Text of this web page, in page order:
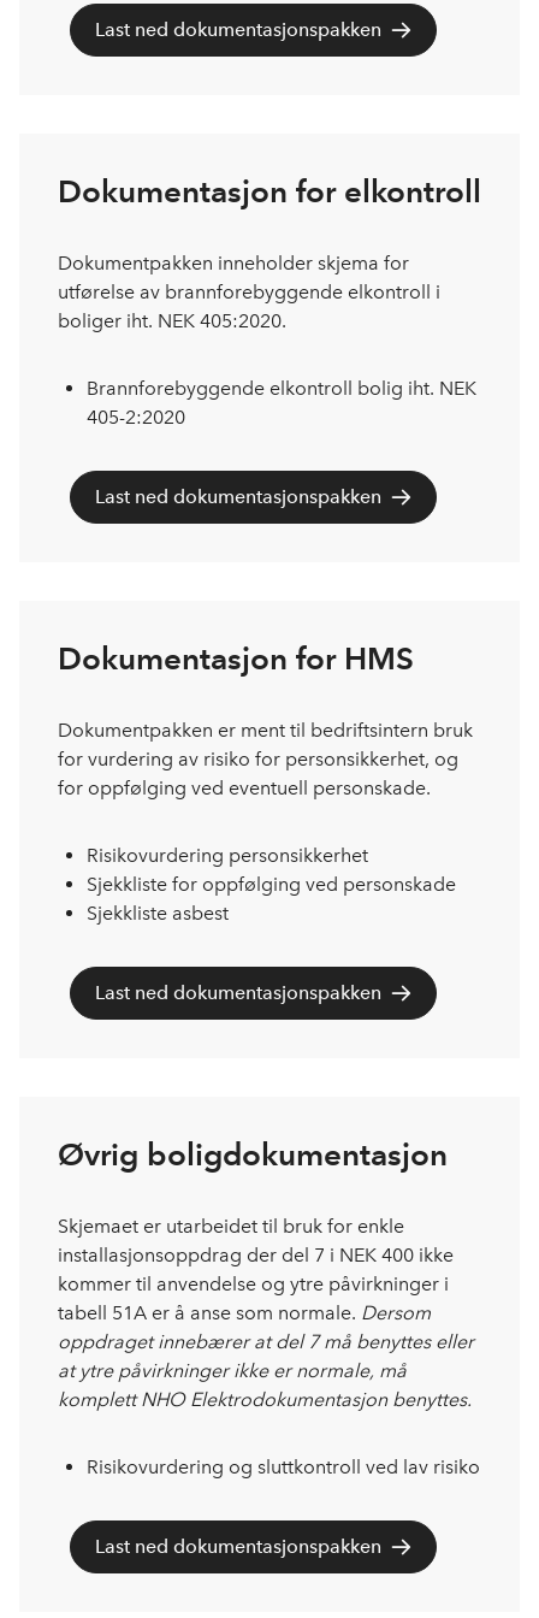
Last ned dokumentasjonspakken
Dokumentasjon for elkontroll
Dokumentpakken inneholder skjema for
utførelse av brannforebyggende elkontroll i
boliger iht. NEK 405:2020.
Brannforebyggende elkontroll bolig iht. NEK
405-2:2020
Last ned dokumentasjonspakken
Dokumentasjon for HMS
Dokumentpakken er ment til bedriftsintern bruk
for vurdering av risiko for personsikkerhet, og
for oppfølging ved eventuell personskade.
Risikovurdering personsikkerhet
Sjekkliste for oppfølging ved personskade
Sjekkliste asbest
Last ned dokumentasjonspakken
Øvrig boligdokumentasjon
Skjemaet er utarbeidet til bruk for enkle
installasjonsoppdrag der del 7 i NEK 400 ikke
kommer til anvendelse og ytre påvirkninger i
tabell 51A er å anse som normale. Dersom
oppdraget innebærer at del 7 må benyttes eller
at ytre påvirkninger ikke er normale, må
komplett NHO Elektrodokumentasjon benyttes.
Risikovurdering og sluttkontroll ved lav risiko
Last ned dokumentasjonspakken